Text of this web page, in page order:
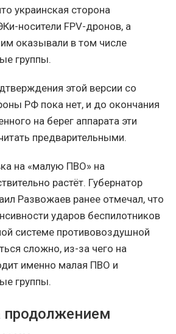
украинская сторона
носители FPV-дронов, а
оказывали в том числе
группы.
этой версии со
РФ пока нет, и до окончания
на берег аппарата эти
предварительными.
на «малую ПВО» на
растёт. Губернатор
Развожаев ранее отмечал, что
ударов беспилотников
системе противовоздушной
сложно, из-за чего на
именно малая ПВО и
группы.
продолжением